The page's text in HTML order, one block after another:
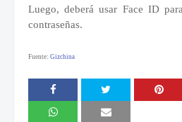
Luego, deberá usar Face ID
contraseñas.
Fuente: Gizchina